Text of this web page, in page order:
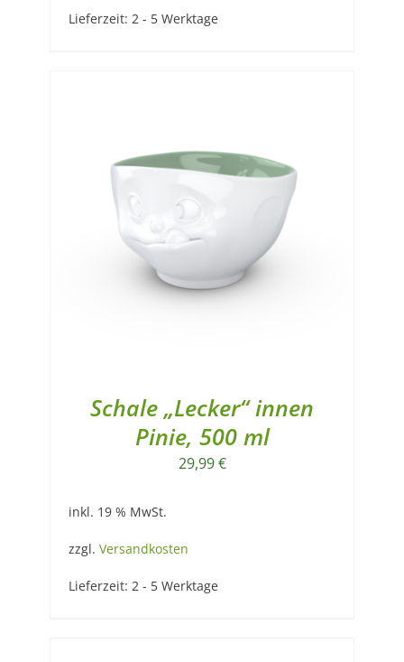
Lieferzeit: 2 - 5 Werktage
Schale „Lecker“ innen
Pinie, 500 ml
29,99€
inkl. 19 % MwSt.
zzgl. Versandkosten
Lieferzeit: 2 - 5 Werktage